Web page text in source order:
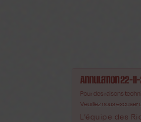
Annulation 22-
Pour des raisons
Veuillez nous excuser
L’équipe des